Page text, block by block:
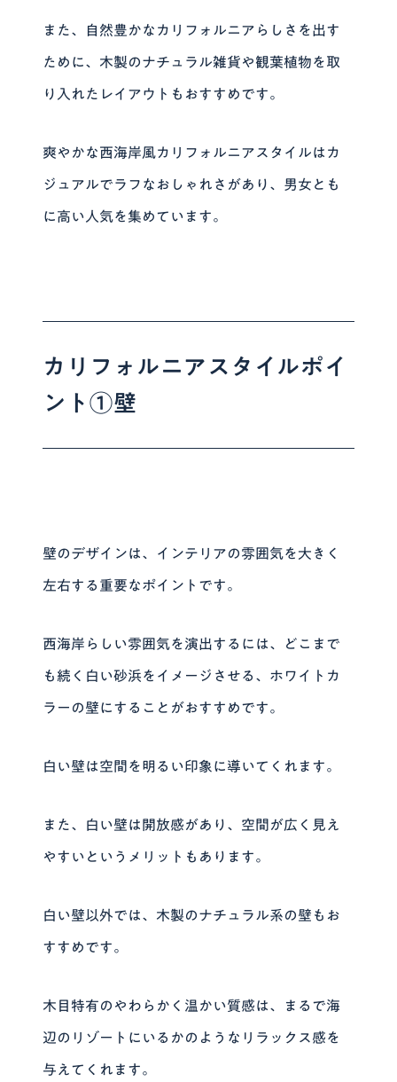
また、自然豊かなカリフォルニアらしさを出す
ために、木製のナチュラル雑貨や観葉植物を取
り入れたレイアウトもおすすめです。
爽やかな西海岸風カリフォルニアスタイルはカ
ジュアルでラフなおしゃれさがあり、男女とも
に高い人気を集めています。
カリフォルニアスタイルポイ
ント①壁
壁のデザインは、インテリアの雰囲気を大きく
左右する重要なポイントです。
西海岸らしい雰囲気を演出するには、どこまで
も続く白い砂浜をイメージさせる、ホワイトカ
ラーの壁にすることがおすすめです。
白い壁は空間を明るい印象に導いてくれます。
また、白い壁は開放感があり、空間が広く見え
やすいというメリットもあります。
白い壁以外では、木製のナチュラル系の壁もお
すすめです。
木目特有のやわらかく温かい質感は、まるで海
辺のリゾートにいるかのようなリラックス感を
与えてくれます。